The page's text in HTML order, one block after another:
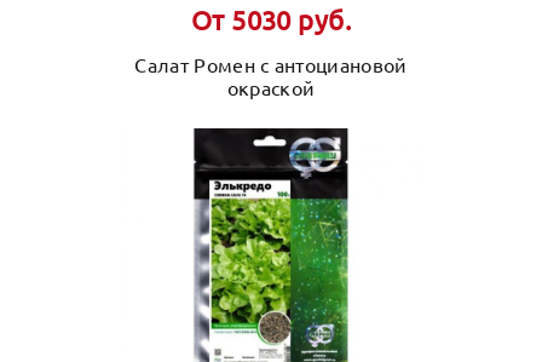
От 5030 руб.
Салат Ромен с антоциановой
окраской